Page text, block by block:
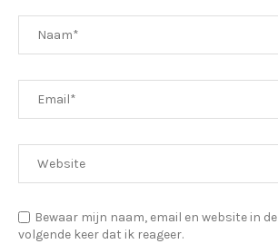
Bewaar mijn naam, email en website in
volgende keer dat ik reageer.